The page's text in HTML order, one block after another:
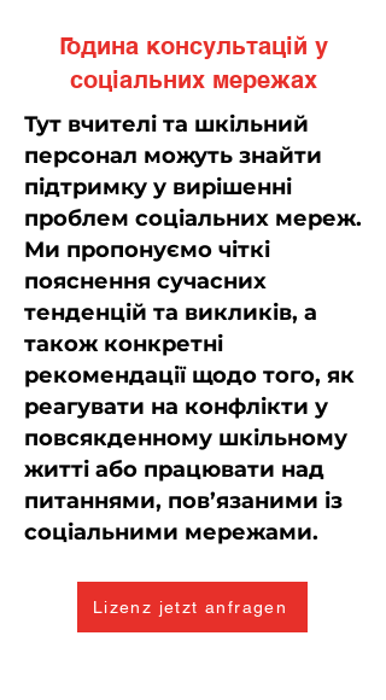
Година консультацій у
соціальних мережах
Тут вчителі та шкільний
персонал можуть знайти
підтримку у вирішенні
проблем соціальних мереж.
Ми пропонуємо чіткі
пояснення сучасних
тенденцій та викликів, а
також конкретні
рекомендації щодо того, як
реагувати на конфлікти у
повсякденному шкільному
житті або працювати над
питаннями, пов’язаними із
соціальними мережами.
Lizenz jetzt anfragen